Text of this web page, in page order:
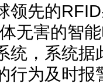
领先的
无害的智
统，系统
行为及时